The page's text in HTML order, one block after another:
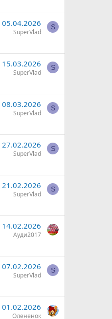
05.04.2026
SuperVlad
S
15.03.2026
SuperVlad
S
08.03.2026
SuperVlad
S
27.02.2026
SuperVlad
S
21.02.2026
SuperVlad
S
14.02.2026
Ауди2017
07.02.2026
SuperVlad
S
01.02.2026
Олененок